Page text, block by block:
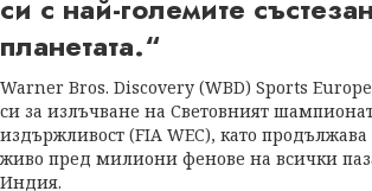
си с най-големите
планетата.“
Warner Bros. Discovery (WBD) Sports
си за излъчване на Световният
издържливост (FIA WEC), като
живо пред милиони фенове на всички
Индия.